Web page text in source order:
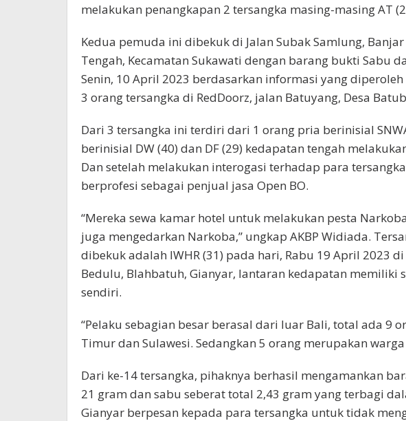
melakukan penangkapan 2 tersangka masing-masing AT
Kedua pemuda ini dibekuk di Jalan Subak Samlung,
Tengah, Kecamatan Sukawati dengan barang bukti Sabu
Senin, 10 April 2023 berdasarkan informasi yang
3 orang tersangka di RedDoorz, jalan Batuyang, Desa
Dari 3 tersangka ini terdiri dari 1 orang pria berinisial
berinisial DW (40) dan DF (29) kedapatan tengah
Dan setelah melakukan interogasi terhadap para
berprofesi sebagai penjual jasa Open BO.
“Mereka sewa kamar hotel untuk melakukan pesta
juga mengedarkan Narkoba,” ungkap AKBP Widiada.
dibekuk adalah IWHR (31) pada hari, Rabu 19 April 2023
Bedulu, Blahbatuh, Gianyar, lantaran kedapatan memiliki
sendiri.
“Pelaku sebagian besar berasal dari luar Bali, total ada 9
Timur dan Sulawesi. Sedangkan 5 orang merupakan
Dari ke-14 tersangka, pihaknya berhasil mengamankan
21 gram dan sabu seberat total 2,43 gram yang terbagi
Gianyar berpesan kepada para tersangka untuk tidak